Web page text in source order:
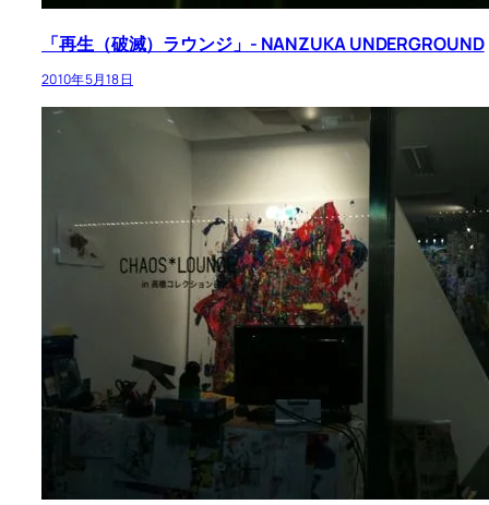
「再生（破滅）ラウンジ」- NANZUKA UNDERGROUND
2010年5月18日